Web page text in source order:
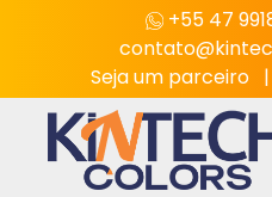
+55 47
Seja um parceiro |